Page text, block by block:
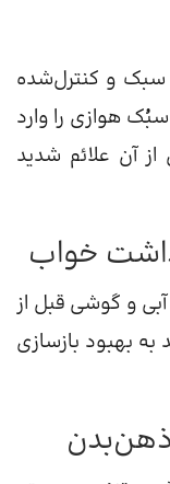
سبک و کنترل‌شده
هوازی را وارد
آن علائم شدید
خواب
آبی و گوشی قبل از
بهبود بازسازی